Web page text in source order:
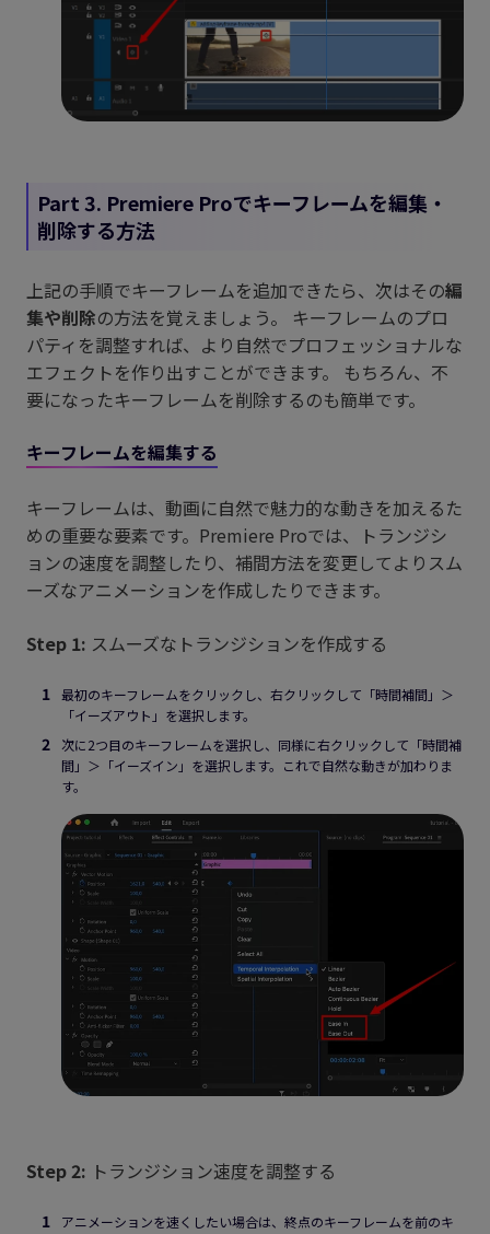
Part 3. Premiere Proでキーフレームを編集・
削除する方法
上記の手順でキーフレームを追加できたら、次はその編
集や削除の方法を覚えましょう。 キーフレームのプロ
パティを調整すれば、より自然でプロフェッショナルな
エフェクトを作り出すことができます。 もちろん、不
要になったキーフレームを削除するのも簡単です。
キーフレームを編集する
キーフレームは、動画に自然で魅力的な動きを加えるた
めの重要な要素です。Premiere Proでは、トランジシ
ョンの速度を調整したり、補間方法を変更してよりスム
ーズなアニメーションを作成したりできます。
Step 1: スムーズなトランジションを作成する
最初のキーフレームをクリックし、右クリックして「時間補間」＞
「イーズアウト」を選択します。
次に2つ目のキーフレームを選択し、同様に右クリックして「時間補
間」＞「イーズイン」を選択します。これで自然な動きが加わりま
す。
Step 2: トランジション速度を調整する
アニメーションを速くしたい場合は、終点のキーフレームを前のキ